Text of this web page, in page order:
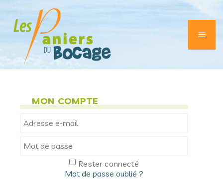
contenu
MON COMPTE
Rester connecté
Mot de passe oublié ?